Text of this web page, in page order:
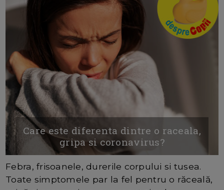
Care este diferenta dintre o raceala,
gripa si coronavirus?
Febra, frisoanele, durerile corpului si tusea.
Toate simptomele par la fel pentru o răceală,